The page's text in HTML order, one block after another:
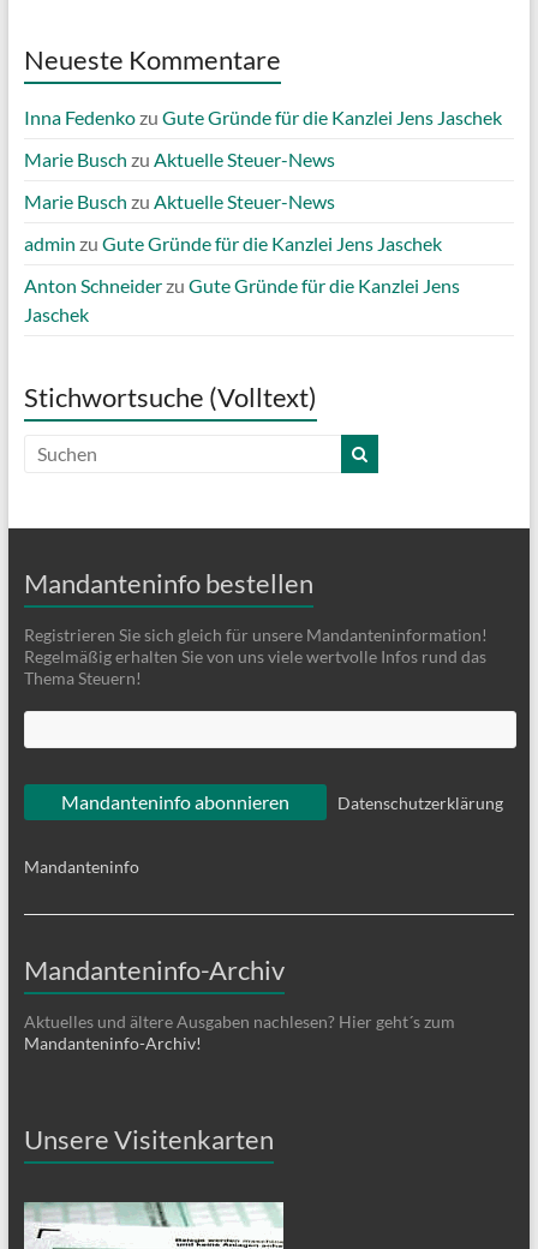
Neueste Kommentare
Inna Fedenkozu Gute Gründe für die Kanzlei Jens Jaschek
Marie Busch zu Aktuelle Steuer-News
Marie Busch zu Aktuelle Steuer-News
admin zu Gute Gründe für die Kanzlei Jens Jaschek
Anton Schneiderzu Gute Gründe für die Kanzlei Jens
Jaschek
Stichwortsuche (Volltext)
Mandanteninfo bestellen
Registrieren Sie sich gleich für unsere Mandanteninformation!
Regelmäßig erhalten Sie von uns viele wertvolle Infos rund das
Thema Steuern!
Datenschutzerklärung
Mandanteninfo
Mandanteninfo-Archiv
Aktuelles und ältere Ausgaben nachlesen? Hier geht´s zum
Mandanteninfo-Archiv!
Unsere Visitenkarten